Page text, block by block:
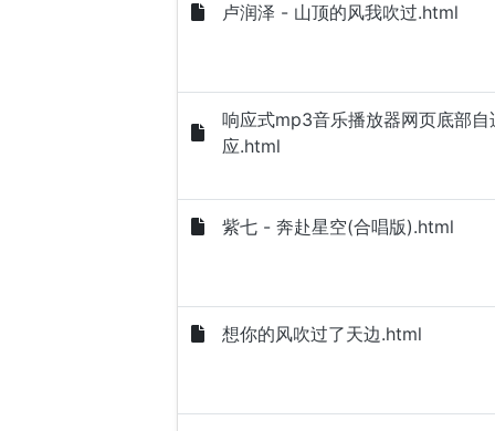
卢润泽 - 山顶的风我吹过.html
响应式mp3音乐播放器网页底部自
应.html
紫七 - 奔赴星空(合唱版).html
想你的风吹过了天边.html